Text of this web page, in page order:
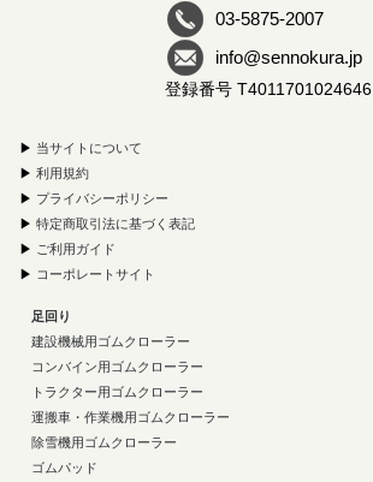
03-5875-2007
info@sennokura.jp
登録番号 T4011701024646
▶ 当サイトについて
▶ 利用規約
▶ プライバシーポリシー
▶ 特定商取引法に基づく表記
▶ ご利用ガイド
▶ コーポレートサイト
足回り
建設機械用ゴムクローラー
コンバイン用ゴムクローラー
トラクター用ゴムクローラー
運搬車・作業機用ゴムクローラー
除雪機用ゴムクローラー
ゴムパッド